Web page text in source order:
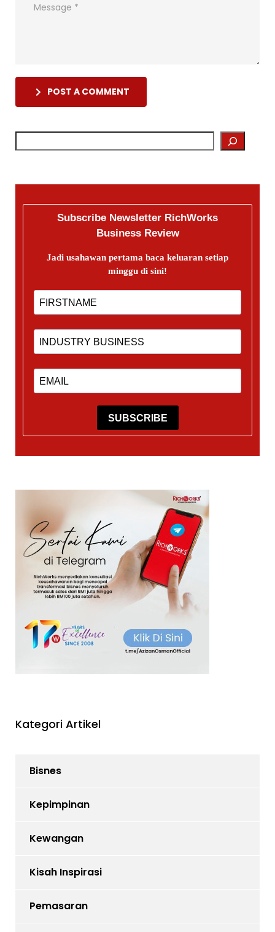
POST A COMMENT
Subscribe Newsletter RichWorks
Business Review
Jadi usahawan pertama baca keluaran setiap
minggu di sini!
SUBSCRIBE
Kategori Artikel
Bisnes
Kepimpinan
Kewangan
Kisah Inspirasi
Pemasaran